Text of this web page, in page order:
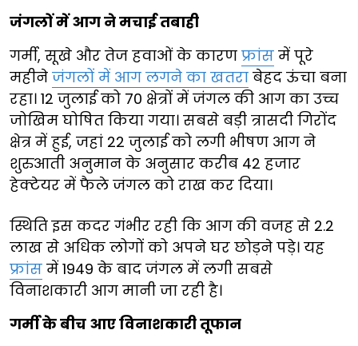
जंगलों में आग ने मचाई तबाही
गर्मी, सूखे और तेज हवाओं के कारण फ्रांस में पूरे
महीने जंगलों में आग लगने का खतरा बेहद ऊंचा बना
रहा। 12 जुलाई को 70 क्षेत्रों में जंगल की आग का उच्च
जोखिम घोषित किया गया। सबसे बड़ी त्रासदी गिरोंद
क्षेत्र में हुई, जहां 22 जुलाई को लगी भीषण आग ने
शुरुआती अनुमान के अनुसार करीब 42 हजार
हेक्टेयर में फैले जंगल को राख कर दिया।
स्थिति इस कदर गंभीर रही कि आग की वजह से 2.2
लाख से अधिक लोगों को अपने घर छोड़ने पड़े। यह
फ्रांस में 1949 के बाद जंगल में लगी सबसे
विनाशकारी आग मानी जा रही है।
गर्मी के बीच आए विनाशकारी तूफान